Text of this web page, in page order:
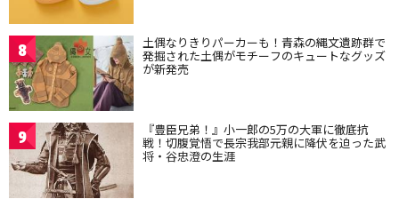
8 土偶なりきりパーカーも！青森の縄文遺跡群で
発掘された土偶がモチーフのキュートなグッズ
が新発売
9 『豊臣兄弟！』小一郎の5万の大軍に徹底抗
戦！切腹覚悟で長宗我部元親に降伏を迫った武
将・谷忠澄の生涯